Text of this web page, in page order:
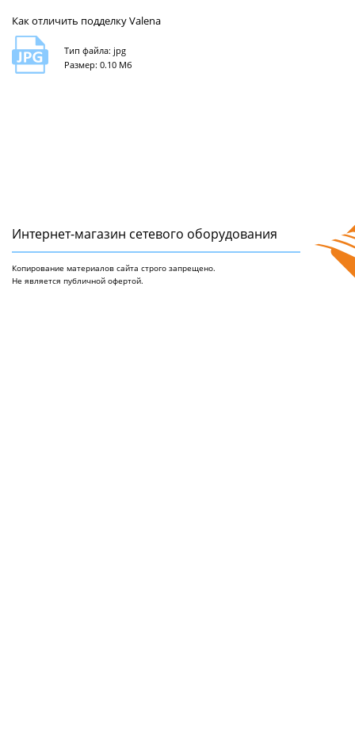
Как отличить подделку Valena
Тип файла: jpg
Размер: 0.10 Мб
Интернет-магазин сетeвого оборудования
Копирование материалов сайта строго запрещено.
Не является публичной офертой.